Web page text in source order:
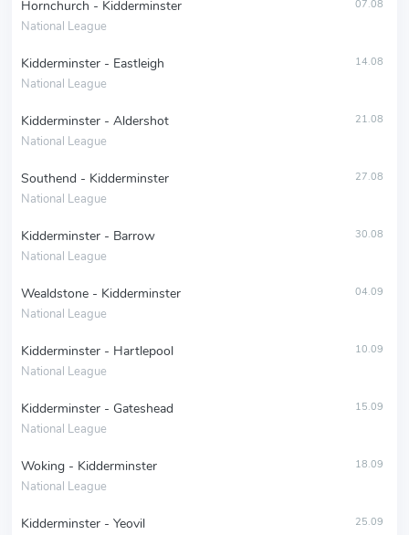
Hornchurch - Kidderminster
National League
07.08
Kidderminster - Eastleigh
National League
14.08
Kidderminster - Aldershot
National League
21.08
Southend - Kidderminster
National League
27.08
Kidderminster - Barrow
National League
30.08
Wealdstone - Kidderminster
National League
04.09
Kidderminster - Hartlepool
National League
10.09
Kidderminster - Gateshead
National League
15.09
Woking - Kidderminster
National League
18.09
Kidderminster - Yeovil 25.09